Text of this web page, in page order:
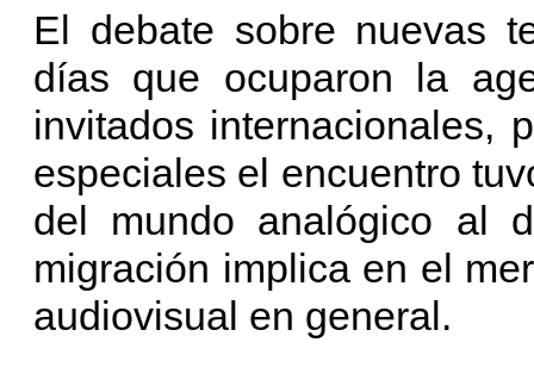
El debate sobre nuevas
días que ocuparon la
invitados internacionales,
especiales el encuentro
del mundo analógico al
migración implica en el
audiovisual en general.